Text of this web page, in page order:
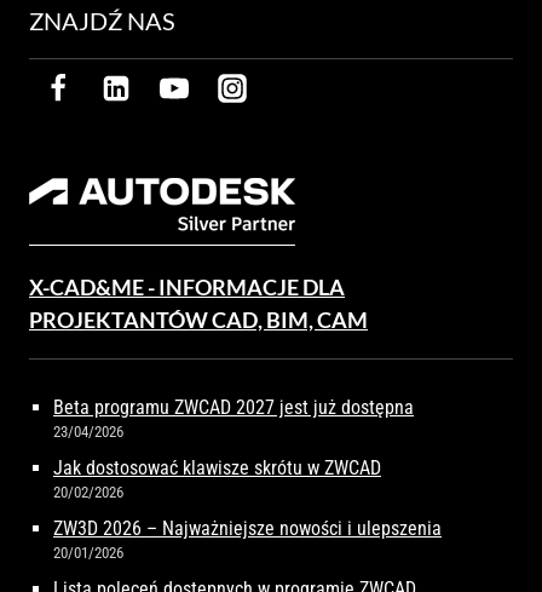
ZNAJDŹ NAS
X-CAD&ME - INFORMACJE DLA
PROJEKTANTÓW CAD, BIM, CAM
Beta programu ZWCAD 2027 jest już dostępna
23/04/2026
Jak dostosować klawisze skrótu w ZWCAD
20/02/2026
ZW3D 2026 – Najważniejsze nowości i ulepszenia
20/01/2026